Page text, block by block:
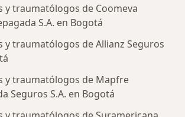
y traumatólogos de Coomeva
S.A. en Bogotá
y traumatólogos de Allianz Seguros
y traumatólogos de Mapfre
Seguros S.A. en Bogotá